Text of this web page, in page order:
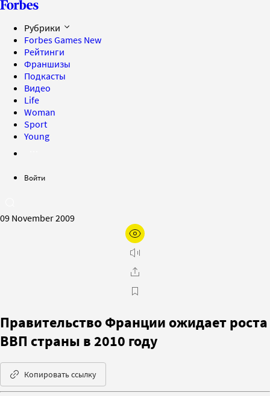
Рубрики
Forbes Games New
Рейтинги
Франшизы
Подкасты
Видео
Life
Woman
Sport
Young
Войти
09 November 2009
Правительство Франции ожидает роста
ВВП страны в 2010 году
Копировать ссылку